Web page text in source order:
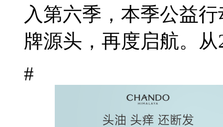
入第六季，本季公益
牌源头，再度启航。从
#